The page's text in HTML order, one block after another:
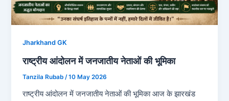
Jharkhand GK
राष्ट्रीय आंदोलन में जनजातीय नेताओं की भूमिका
Tanzila Rubab/10 May 2026
राष्ट्रीय आंदोलन में जनजातीय नेताओं की भूमिका आज के झारखंड